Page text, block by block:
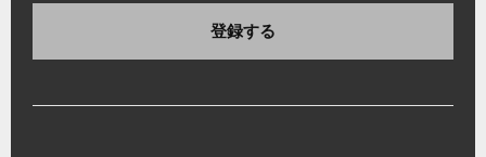
登録する